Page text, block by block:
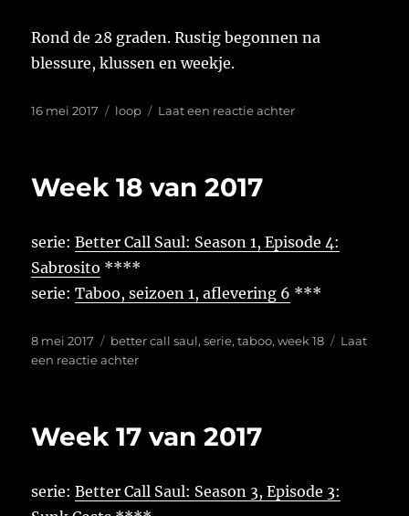
Rond de 28 graden. Rustig begonnen na
blessure, klussen en weekje.
Geplaatst
16 mei 2017 Tags
loop Laat een reactie achterop
Week 18 van 2017
serie:Better Call Saul: Season 1, Episode 4:
Sabrosito ****
serie:Taboo, seizoen 1, aflevering 6 ***
Geplaatst
op
8 mei 2017 Tags
better call saul,serie,taboo,week 18
Laat
een reactie achterop
2017
Week 17 van 2017
serie:Better Call Saul: Season 3, Episode 3: